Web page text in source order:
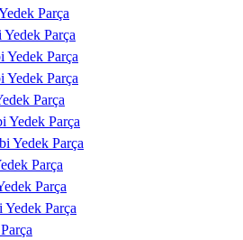
Parça
Parça
Parça
Parça
Parça
Yedek Parça
Yedek Parça
Parça
Parça
Parça